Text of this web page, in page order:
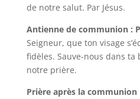
de notre salut. Par Jésus.
Antienne de communion :
Seigneur, que ton visage
fidèles. Sauve-nous dans ta
notre prière.
Prière après la communion